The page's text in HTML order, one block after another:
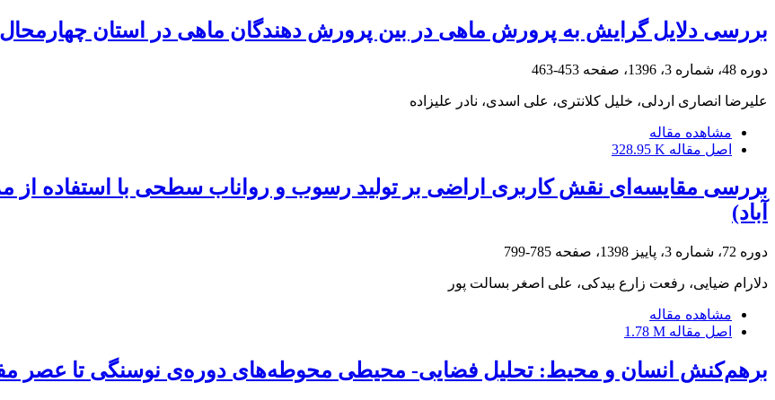
بررسی دلایل گرایش به پرورش ماهی در بین پرورش دهندگان ماهی در استان چهارمحال
دوره 48، شماره 3، 1396، صفحه 453-463
علیرضا انصاری اردلی، خلیل کلانتری، علی اسدی، نادر علیزاده
مشاهده مقاله
اصل مقاله 328.95 K
آباد)
دوره 72، شماره 3، پاییز 1398، صفحه 785-799
دلارام ضیایی، رفعت زارع بیدکی، علی اصغر بسالت پور
مشاهده مقاله
اصل مقاله 1.78 M
برهم‌کنش انسان و محیط: تحلیل فضایی- محیطی محوطه‌های دوره‌ی نوسنگی تا عصر